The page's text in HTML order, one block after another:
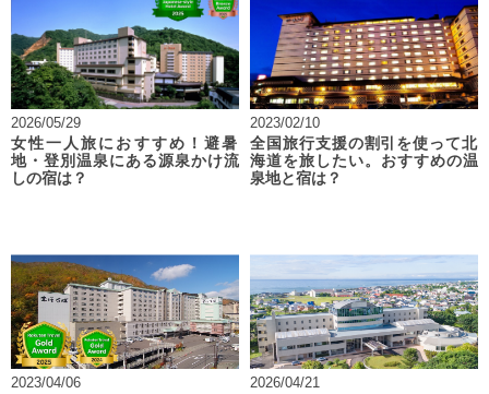
2026/05/29
女性一人旅におすすめ！避暑
地・登別温泉にある源泉かけ流
しの宿は？
2023/02/10
全国旅行支援の割引を使って北
海道を旅したい。おすすめの温
泉地と宿は？
2023/04/06
2026/04/21